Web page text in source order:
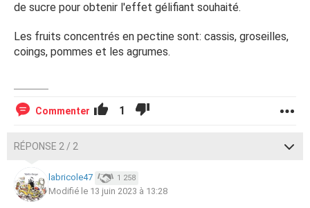
de sucre pour obtenir l'effet gélifiant souhaité.
Les fruits concentrés en pectine sont: cassis, groseilles,
coings, pommes et les agrumes.
Commenter 1
RÉPONSE 2 / 2
labricole47 1 258
Modifié le 13 juin 2023 à 13:28